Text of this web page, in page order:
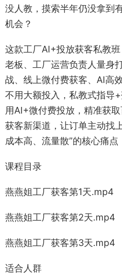
没人教，摸索半年仍没拿到
机会？
这款工厂AI+投放获客私教
老板、工厂运营负责人量身
战、线上微付费获客、AI高
不用大额投入，私教式指导
用AI+微付费投放，精准获
获客新渠道，让订单主动找
成本高、流量散”的核心痛点
课程目录
燕燕姐工厂获客第1天.mp4
燕燕姐工厂获客第2天.mp4
燕燕姐工厂获客第3天.mp4
适合人群